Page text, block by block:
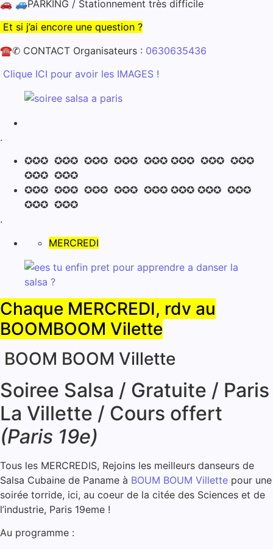
🚗 🚙PARKING / Stationnement très difficile
Et si j’ai encore une question ?
☎✆ CONTACT Organisateurs : 0630635436
Clique ICI pour avoir les IMAGES !
.
✪✪✪ ✪✪✪ ✪✪✪ ✪✪✪ ✪✪✪ ✪✪✪ ✪✪✪ ✪✪✪
✪✪✪ ✪✪✪
✪✪✪ ✪✪✪ ✪✪✪ ✪✪✪ ✪✪✪ ✪✪✪ ✪✪✪ ✪✪✪
✪✪✪ ✪✪✪
.
MERCREDI
Chaque MERCREDI, rdv au
BOOMBOOM Vilette
BOOM BOOM Villette
Soiree Salsa / Gratuite / Paris
La Villette / Cours offert
(Paris 19e)
Tous les MERCREDIS, Rejoins les meilleurs danseurs de
Salsa Cubaine de Paname à BOUM BOUM Villette pour une
soirée torride, ici, au coeur de la citée des Sciences et de
l’industrie, Paris 19eme !
Au programme :